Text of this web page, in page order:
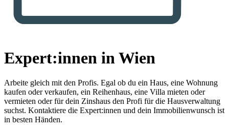
Expert:innen in Wien
Arbeite gleich mit den Profis. Egal ob du ein Haus, eine Wohnung
kaufen oder verkaufen, ein Reihenhaus, eine Villa mieten oder
vermieten oder für dein Zinshaus den Profi für die Hausverwaltung
suchst. Kontaktiere die Expert:innen und dein Immobilienwunsch ist
in besten Händen.